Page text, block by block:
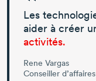
Les
aider à créer
activités.
Rene Vargas
Conseiller